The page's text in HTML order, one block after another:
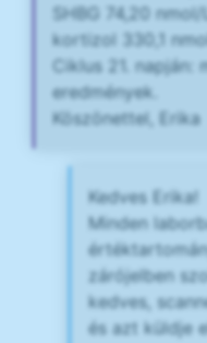
SHBG 74,20 nmol/
kortizol 330,1
Ciklus 21.
eredmények.
Köszönettel, Erika
Kedves Erika!
Minden
zárójelben
kedves,
és azt küldje